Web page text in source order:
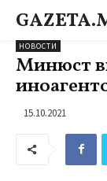
НОВОСТИ
Минюст
15.10.2021